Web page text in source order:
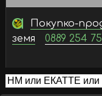
Покупко-
земя
0889 254
S
Т